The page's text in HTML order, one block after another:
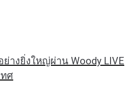
ย่างยิ่งใหญ่ผ่าน Woody LIVE
ศ